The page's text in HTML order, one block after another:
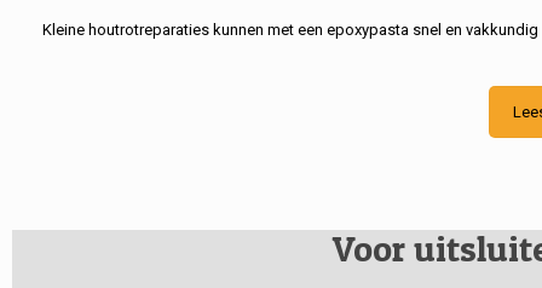
Kleine houtrotreparaties kunnen met een epoxypasta snel en
Voor